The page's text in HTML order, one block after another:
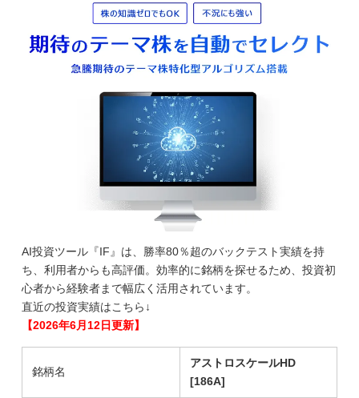
AI投資ツール『IF』は、勝率80％超のバックテスト実績を持
ち、利用者からも高評価。効率的に銘柄を探せるため、投資初
心者から経験者まで幅広く活用されています。
直近の投資実績はこちら↓
【2026年6月12日更新】
銘柄名
アストロスケールHD
[186A]